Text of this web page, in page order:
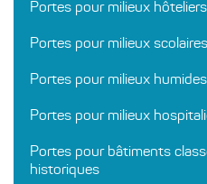
Portes pour milieux hôteliers
Portes pour milieux scolaires
Portes pour milieux
Portes pour milieux
Portes pour bâtiments
historiques